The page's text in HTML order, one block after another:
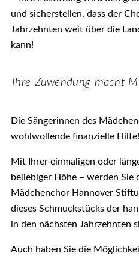
und sicherstellen, dass der
Jahrzehnten weit über die
kann!
Ihre Zuwendung macht
Die Sängerinnen des
wohlwollende finanzielle Hilfe!
Mit Ihrer einmaligen oder
beliebiger Höhe – werden Sie
Mädchenchor Hannover
dieses Schmuckstücks der
in den nächsten Jahrzehnten
Auch haben Sie die